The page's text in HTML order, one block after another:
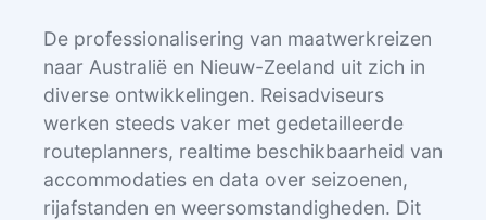
De professionalisering van maatwerkreizen
naar Australië en Nieuw-Zeeland uit zich in
diverse ontwikkelingen. Reisadviseurs
werken steeds vaker met gedetailleerde
routeplanners, realtime beschikbaarheid van
accommodaties en data over seizoenen,
rijafstanden en weersomstandigheden. Dit